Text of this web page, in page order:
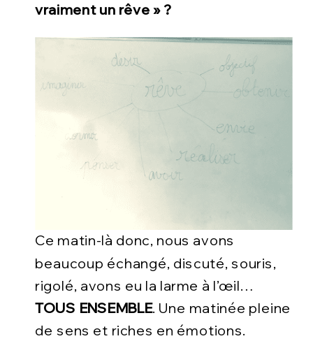
vraiment un rêve » ?
Ce matin-là donc, nous avons
beaucoup échangé, discuté, souris,
rigolé, avons eu la larme à l’œil…
TOUS ENSEMBLE. Une matinée pleine
de sens et riches en émotions.